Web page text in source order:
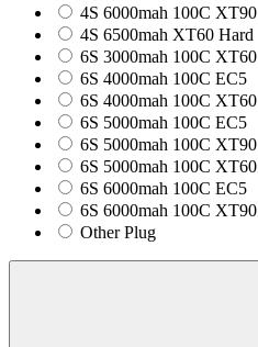
4S 6000mah 100C XT90
4S 6500mah XT60 Hard
6S 3000mah 100C XT60
6S 4000mah 100C EC5
6S 4000mah 100C XT60
6S 5000mah 100C EC5
6S 5000mah 100C XT90
6S 5000mah 100C XT60
6S 6000mah 100C EC5
6S 6000mah 100C XT90
Other Plug